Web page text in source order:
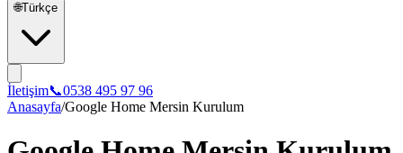
🌐Türkçe
İletişim📞0538 495 97 96
Anasayfa/Google Home Mersin Kurulum